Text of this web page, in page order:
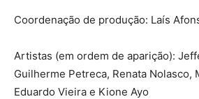
Coordenação de produção: Laís
Artistas (em ordem de aparição):
Guilherme Petreca, Renata Nolasco,
Eduardo Vieira e Kione Ayo